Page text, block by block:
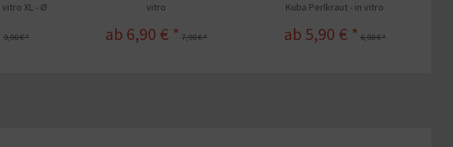
XL - Ø
9,90 € *
vitro
ab 6,90 € * 7,90 € *
Kuba Perlkraut - in vitro
ab 5,90 € * 6,90 € *